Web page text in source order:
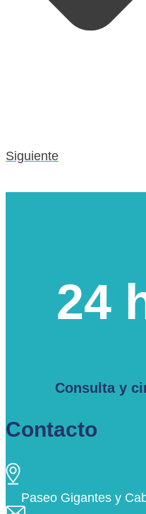
Siguiente
24
Consulta y
Contacto
Paseo Gigantes y